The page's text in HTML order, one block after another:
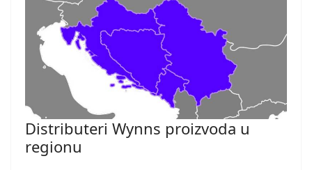
Distributeri Wynns proizvoda u
regionu